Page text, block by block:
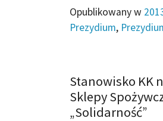
Opublikowany w
Prezydium,
Stanowisko KK
Sklepy
„Solidarność”